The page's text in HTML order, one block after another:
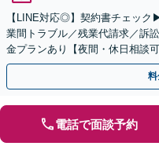
【LINE対応◎】契約書チェッ
業間トラブル／残業代請求／訴
金プランあり【夜間・休日相談可
料
電話で面談予約